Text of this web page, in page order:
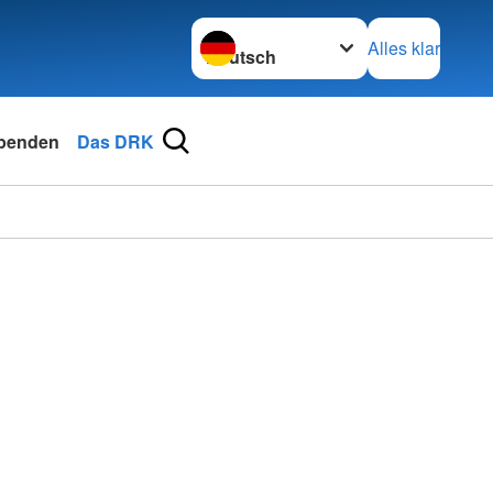
Sprache wechseln zu
Alles klar
Das DRK